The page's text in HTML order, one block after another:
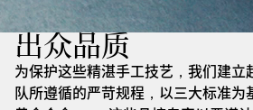
出众品质
为保护这些精湛手工技艺，我们建
队所遵循的严苛规程，以三大标准